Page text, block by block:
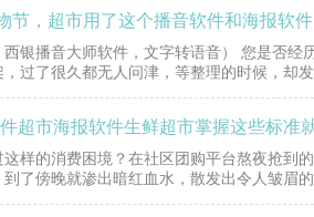
节，超市用了这个播音软件和海报软
西银播音大师软件，文字转语音） 您是否
过了很久都无人问津，等整理的时候，却
超市海报软件生鲜超市掌握这些标准
样的消费困境？在社区团购平台熬夜抢到
到了傍晚就渗出暗红血水，散发出令人皱